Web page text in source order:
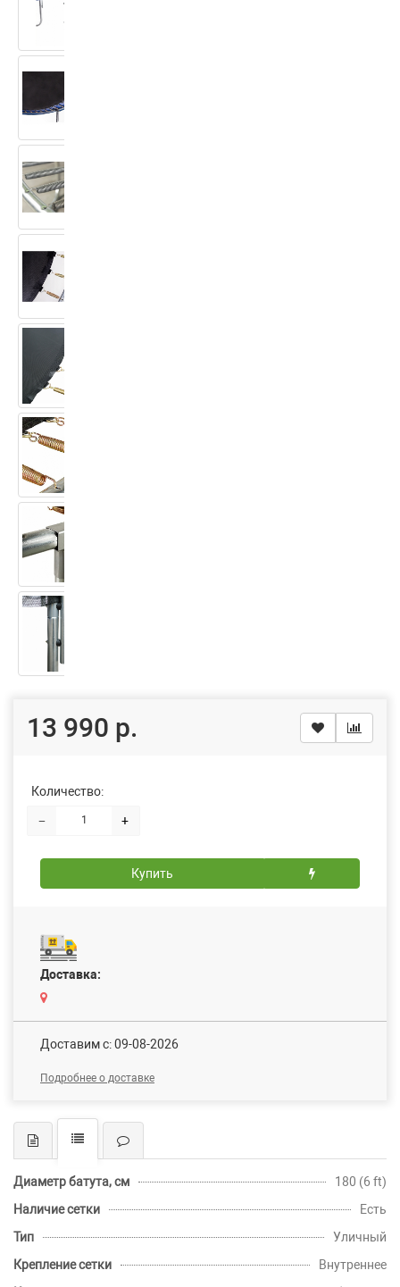
13 990 р.
Количество:
− +
Купить
Доставка:
Доставим c: 09-08-2026
Подробнее о доставке
Диаметр батута, см
180 (6 ft)
Наличие сетки
Есть
Тип
Уличный
Крепление сетки
Внутреннее